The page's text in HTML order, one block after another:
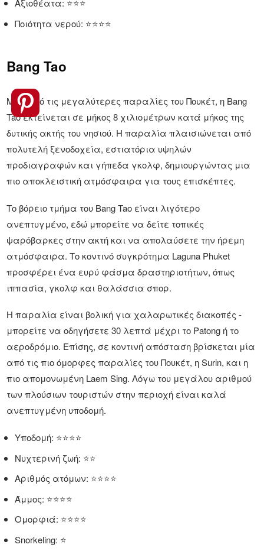
Αξιοθέατα: ⭐⭐⭐
Ποιότητα νερού: ⭐⭐⭐⭐
Bang Tao
Μια από τις μεγαλύτερες παραλίες του Πουκέτ, η Bang
Tao εκτείνεται σε μήκος 8 χιλιομέτρων κατά μήκος της
δυτικής ακτής του νησιού. Η παραλία πλαισιώνεται από
πολυτελή ξενοδοχεία, εστιατόρια υψηλών
προδιαγραφών και γήπεδα γκολφ, δημιουργώντας μια
πιο αποκλειστική ατμόσφαιρα για τους επισκέπτες.
Το βόρειο τμήμα του Bang Tao είναι λιγότερο
ανεπτυγμένο, εδώ μπορείτε να δείτε τοπικές
ψαρόβαρκες στην ακτή και να απολαύσετε την ήρεμη
ατμόσφαιρα. Το κοντινό συγκρότημα Laguna Phuket
προσφέρει ένα ευρύ φάσμα δραστηριοτήτων, όπως
ιππασία, γκολφ και θαλάσσια σπορ.
Η παραλία είναι βολική για χαλαρωτικές διακοπές -
μπορείτε να οδηγήσετε 30 λεπτά μέχρι το Patong ή το
αεροδρόμιο. Επίσης, σε κοντινή απόσταση βρίσκεται μία
από τις πιο όμορφες παραλίες του Πουκέτ, η Surin, και η
πιο απομονωμένη Laem Sing. Λόγω του μεγάλου αριθμού
των πλούσιων τουριστών στην περιοχή είναι καλά
ανεπτυγμένη υποδομή.
Υποδομή: ⭐⭐⭐⭐
Νυχτερινή ζωή: ⭐⭐
Αριθμός ατόμων: ⭐⭐⭐⭐
Άμμος: ⭐⭐⭐⭐
Ομορφιά: ⭐⭐⭐⭐
Snorkeling: ⭐